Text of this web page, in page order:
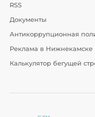
RSS
Документы
Антикоррупционная
Реклама в Нижнекамске
Калькулятор бегущей